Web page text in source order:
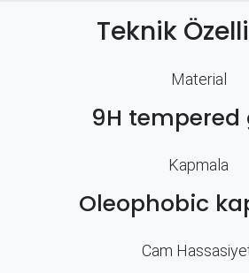
Teknik
Material
9H tempered
Kapmala
Oleophobic
Cam